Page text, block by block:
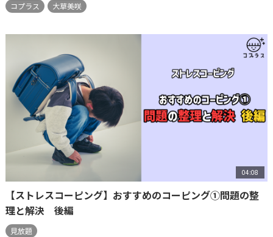
コプラス
大草美咲
04:08
【ストレスコーピング】おすすめのコーピング①問題の整
理と解決 後編
見放題